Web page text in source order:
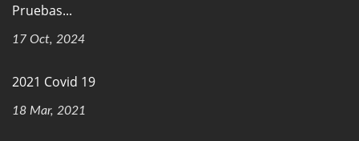
Pruebas...
17 Oct, 2024
2021 Covid 19
18 Mar, 2021